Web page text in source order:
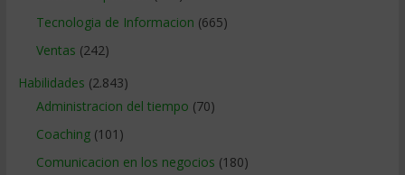
Tecnologia de Informacion (665)
Ventas (242)
Habilidades (2.843)
Administracion del tiempo (70)
Coaching(101)
Comunicacion en los negocios (180)